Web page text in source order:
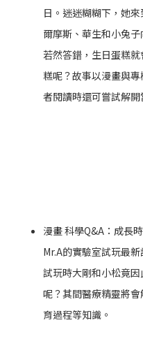
日。迷迷糊糊下，她
爾摩斯、華生和小兔
若然答錯，生日蛋糕
糕呢？故事以漫畫與
者閱讀時還可嘗試解
漫畫 科學Q&A：成長
Mr.A的實驗室試玩最
試玩時大剛和小松竟
呢？其間醫療精靈將
育過程等知識。